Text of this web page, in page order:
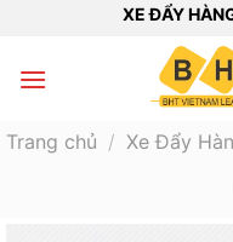
nội
XE ĐẨY
Trang chủ / Xe Đẩy